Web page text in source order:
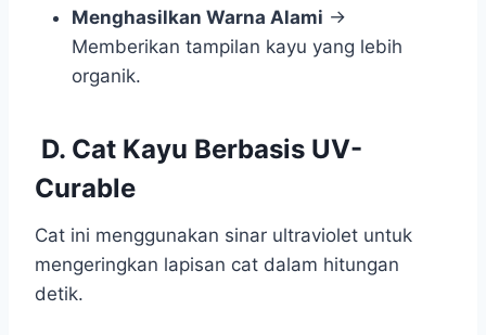
Menghasilkan Warna Alami →
Memberikan tampilan kayu yang lebih
organik.
D. Cat Kayu Berbasis UV-
Curable
Cat ini menggunakan sinar ultraviolet untuk
mengeringkan lapisan cat dalam hitungan
detik.